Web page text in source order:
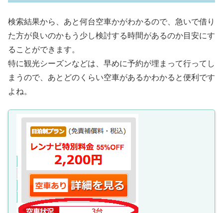
検索結果から、あと何台空車かがわかるので、急いで借り
た方が良いのかもう少し検討する時間があるのか目安にす
ることができます。
特に観光シーズンなどは、早めに予約が埋まって行ってし
まうので、あとどのくらい空車があるかわかると便利です
よね。